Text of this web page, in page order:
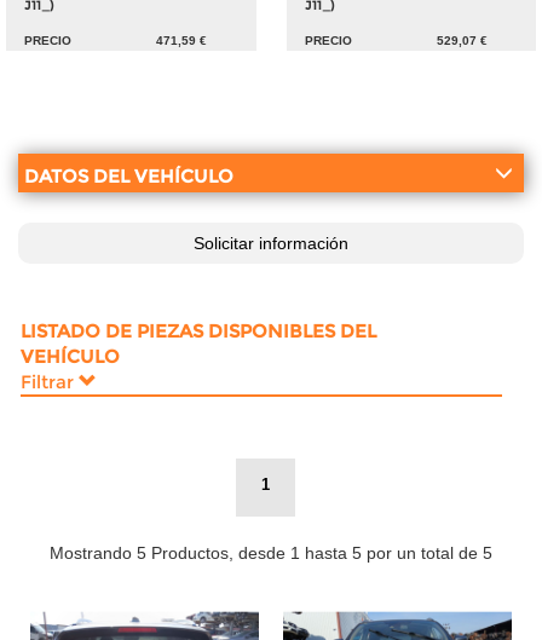
J11_)
PRECIO 471,59 €
J11_)
PRECIO 529,07 €
DATOS DEL VEHÍCULO
Solicitar información
LISTADO DE PIEZAS DISPONIBLES DEL
VEHÍCULO
Filtrar
1
Mostrando 5 Productos, desde 1 hasta 5 por un total de 5